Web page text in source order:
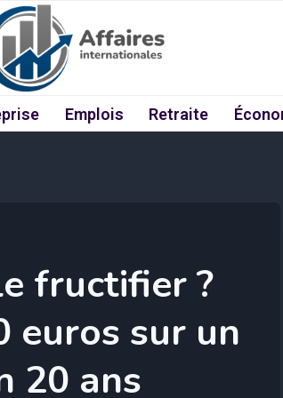
Emplois Retraite
fructifier ?
euros sur un
20 ans